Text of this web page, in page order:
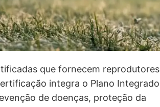
que fornecem reprodutores
integra o Plano Integrado
de doenças, proteção da